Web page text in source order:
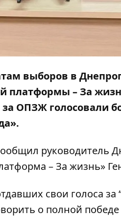
выборов в
платформы – За
за ОПЗЖ голосовали
руководитель
– За жизнь»
свои голоса
о полной